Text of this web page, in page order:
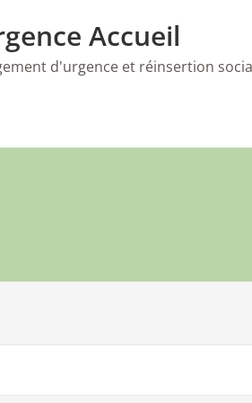
Accueil
d'urgence et réinsertion